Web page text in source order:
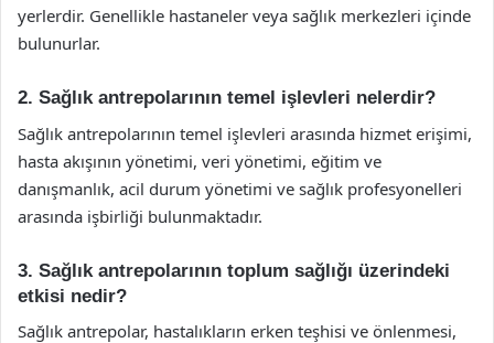
yerlerdir. Genellikle hastaneler veya sağlık merkezleri içinde
bulunurlar.
2. Sağlık antrepolarının temel işlevleri nelerdir?
Sağlık antrepolarının temel işlevleri arasında hizmet erişimi,
hasta akışının yönetimi, veri yönetimi, eğitim ve
danışmanlık, acil durum yönetimi ve sağlık profesyonelleri
arasında işbirliği bulunmaktadır.
3. Sağlık antrepolarının toplum sağlığı üzerindeki
etkisi nedir?
Sağlık antrepolar, hastalıkların erken teşhisi ve önlenmesi,